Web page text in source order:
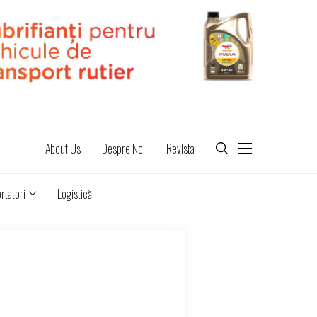
About Us Despre Noi Revista
Logistică